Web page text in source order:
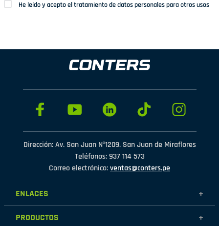
He leído y acepto el tratamiento de datos personales para otros usos
Dirección: Av. San Juan Nº1209. San Juan de Miraflores
Teléfonos: 937 114 573
Correo electrónico:ventas@conters.pe
ENLACES +
Mujer
Hombre
PRODUCTOS +